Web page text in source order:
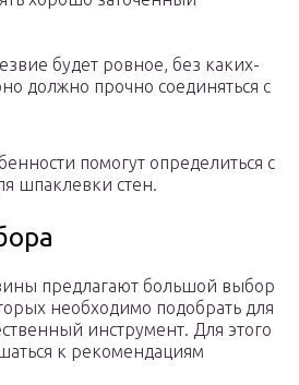
будет ровное, без каких-
должно прочно соединяться с
помогут определиться с
шпаклевки стен.
предлагают большой выбор
необходимо подобрать для
инструмент. Для этого
к рекомендациям